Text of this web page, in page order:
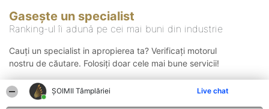
ȘOIMII Tâmplăriei Live chat
Gasește un specialist
Ranking-ul îi adună pe cei mai buni din industrie
Cauți un specialist in apropierea ta? Verificați motorul
nostru de căutare. Folosiți doar cele mai bune servicii!